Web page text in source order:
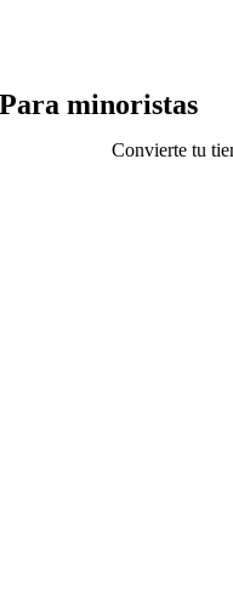
Para minoristas
Convierte tu